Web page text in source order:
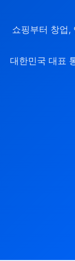
쇼핑부터 창업,
대한민국 대표